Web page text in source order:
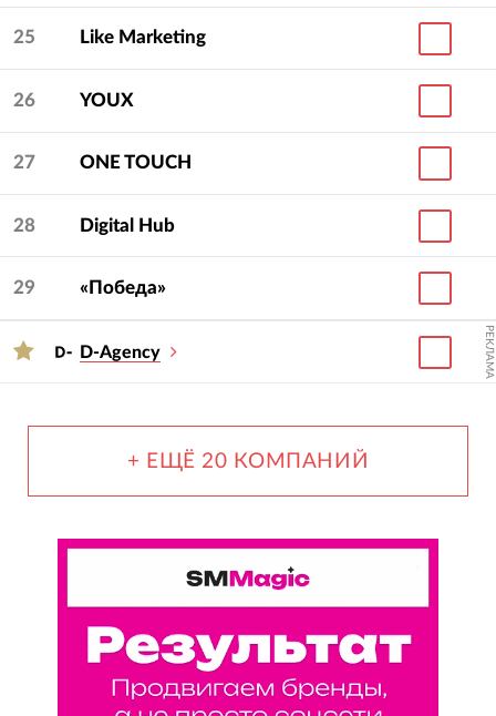
25 Like Marketing
26 YOUX
27 ONE TOUCH
28 Digital Hub
29 «Победа»
D-Agency РЕКЛАМА
+ ЕЩЁ 20 КОМПАНИЙ